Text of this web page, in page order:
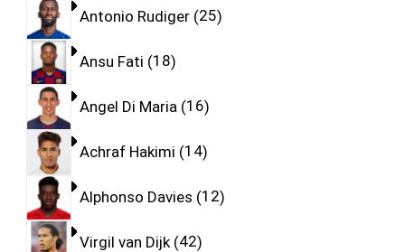
Antonio Rudiger 25
Ansu Fati 18
Angel Di Maria 16
Achraf Hakimi 14
Alphonso Davies 12
Virgil van Dijk 42